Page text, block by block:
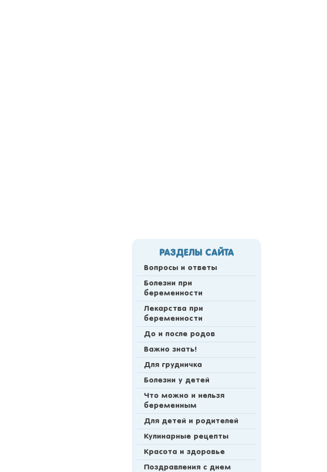
РАЗДЕЛЫ САЙТА
Вопросы и ответы
Болезни при
беременности
Лекарства при
беременности
До и после родов
Важно знать!
Для грудничка
Болезни у детей
Что можно и нельзя
беременным
Для детей и родителей
Кулинарные рецепты
Красота и здоровье
Поздравления с днем